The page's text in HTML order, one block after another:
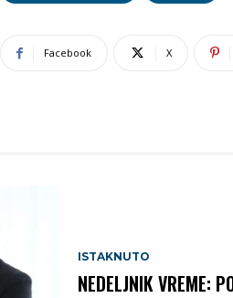
Facebook X
ISTAKNUTO
NEDELJNIK VREME: